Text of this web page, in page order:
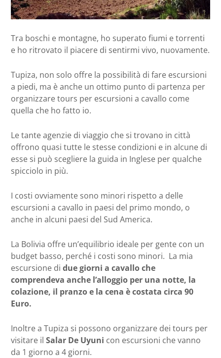
Tra boschi e montagne, ho superato fiumi e torrenti
e ho ritrovato il piacere di sentirmi vivo, nuovamente.
Tupiza, non solo offre la possibilità di fare escursioni
a piedi, ma è anche un ottimo punto di partenza per
organizzare tours per escursioni a cavallo come
quella che ho fatto io.
Le tante agenzie di viaggio che si trovano in città
offrono quasi tutte le stesse condizioni e in alcune di
esse si può scegliere la guida in Inglese per qualche
spicciolo in più.
I costi ovviamente sono minori rispetto a delle
escursioni a cavallo in paesi del primo mondo, o
anche in alcuni paesi del Sud America.
La Bolivia offre un’equilibrio ideale per gente con un
budget basso, perché i costi sono minori. La mia
escursione di due giorni a cavallo che
comprendeva anche l’alloggio per una notte, la
colazione, il pranzo e la cena è costata circa 90
Euro.
Inoltre a Tupiza si possono organizzare dei tours per
visitare il Salar De Uyuni con escursioni che vanno
da 1 giorno a 4 giorni.